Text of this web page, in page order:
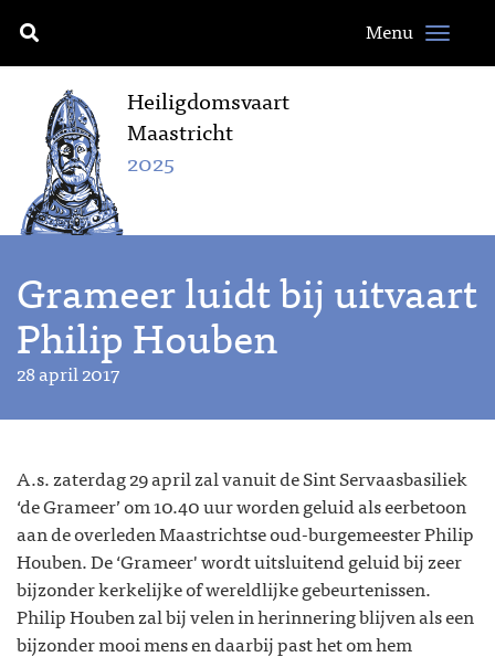
Menu
Heiligdomsvaart
Maastricht
2025
Grameer luidt bij uitvaart
Philip Houben
28 april 2017
A.s. zaterdag 29 april zal vanuit de Sint Servaasbasiliek
‘de Grameer’ om 10.40 uur worden geluid als eerbetoon
aan de overleden Maastrichtse oud-burgemeester Philip
Houben. De ‘Grameer' wordt uitsluitend geluid bij zeer
bijzonder kerkelijke of wereldlijke gebeurtenissen.
Philip Houben zal bij velen in herinnering blijven als een
bijzonder mooi mens en daarbij past het om hem